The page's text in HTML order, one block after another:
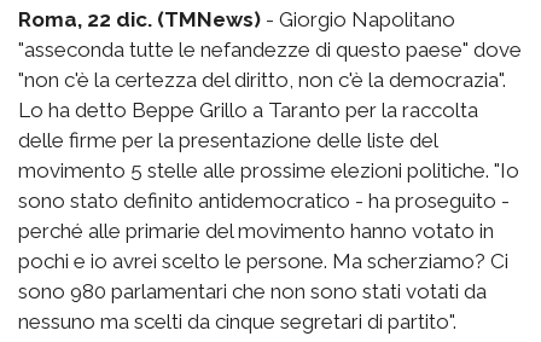
Roma, 22 dic. (TMNews) - Giorgio Napolitano
"asseconda tutte le nefandezze di questo paese" dove
"non c'è la certezza del diritto, non c'è la democrazia".
Lo ha detto Beppe Grillo a Taranto per la raccolta
delle firme per la presentazione delle liste del
movimento 5 stelle alle prossime elezioni politiche. "Io
sono stato definito antidemocratico - ha proseguito -
perché alle primarie del movimento hanno votato in
pochi e io avrei scelto le persone. Ma scherziamo? Ci
sono 980 parlamentari che non sono stati votati da
nessuno ma scelti da cinque segretari di partito".